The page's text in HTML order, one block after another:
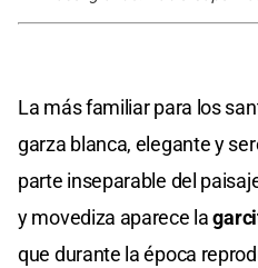
La más familiar para los
garza blanca, elegante y
parte inseparable del
y movediza aparece la
que durante la época